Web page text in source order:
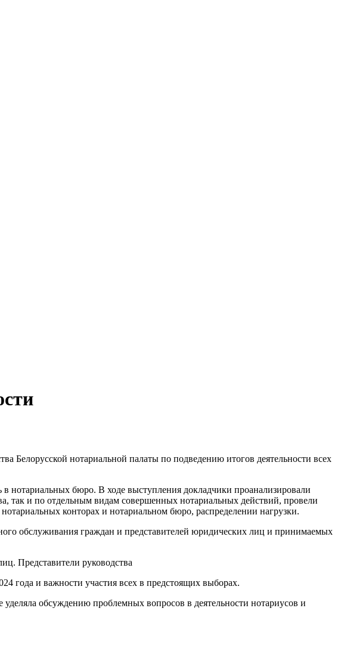
Белорусской нотариальной палаты по подведению итогов деятельности всех
нотариальных бюро. В ходе выступления докладчики проанализировали
так и по отдельным видам совершенных нотариальных действий, провели
конторах и нотариальном бюро, распределении нагрузки.
обслуживания граждан и представителей юридических лиц и принимаемых
Представители руководства
года и важности участия всех в предстоящих выборах.
обсуждению проблемных вопросов в деятельности нотариусов и